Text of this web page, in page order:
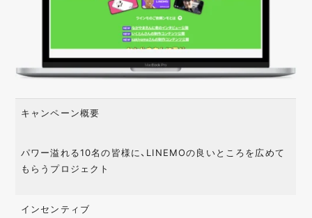
キャンペーン概要
パワー溢れる10名の皆様に、LINEMOの良いところを広めて
もらうプロジェクト
インセンティブ